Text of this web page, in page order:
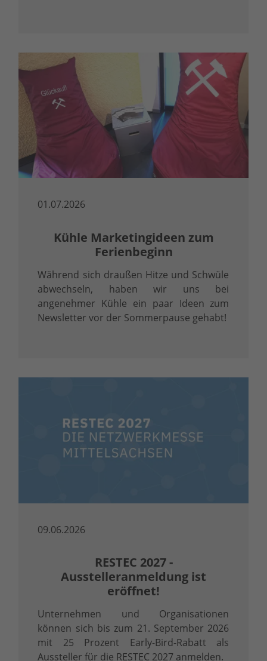
01.07.2026
Kühle Marketingideen zum
Ferienbeginn
Während sich draußen Hitze und Schwüle
abwechseln, haben wir uns bei
angenehmer Kühle ein paar Ideen zum
Newsletter vor der Sommerpause gehabt!
09.06.2026
RESTEC 2027 -
Ausstelleranmeldung ist
eröffnet!
Unternehmen und Organisationen
können sich bis zum 21. September 2026
mit 25 Prozent Early-Bird-Rabatt als
Aussteller für die RESTEC 2027 anmelden.